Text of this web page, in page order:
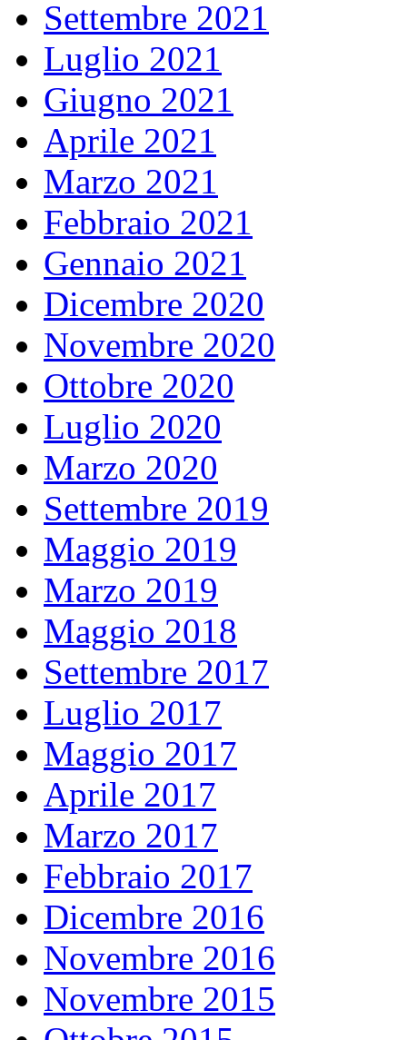
Settembre 2021
Luglio 2021
Giugno 2021
Aprile 2021
Marzo 2021
Febbraio 2021
Gennaio 2021
Dicembre 2020
Novembre 2020
Ottobre 2020
Luglio 2020
Marzo 2020
Settembre 2019
Maggio 2019
Marzo 2019
Maggio 2018
Settembre 2017
Luglio 2017
Maggio 2017
Aprile 2017
Marzo 2017
Febbraio 2017
Dicembre 2016
Novembre 2016
Novembre 2015